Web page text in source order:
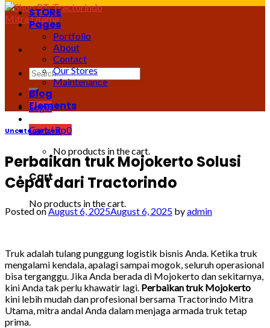
Search
for:
Login
Cart /Rp0
No products in the cart.
Cart
No products in the cart.
STORE
Pages
Portfolio
About
Contact
Our Stores
Maintenance
Blog
Elements
Uncategorized
Perbaikan truk Mojokerto Solusi
Cepat dari Tractorindo
Posted onAugust 6, 2025August 6, 2025 byadmin
Truk adalah tulang punggung logistik bisnis Anda. Ketika truk
mengalami kendala, apalagi sampai mogok, seluruh operasional
bisa terganggu. Jika Anda berada di Mojokerto dan sekitarnya,
kini Anda tak perlu khawatir lagi. Perbaikan truk Mojokerto
kini lebih mudah dan profesional bersama Tractorindo Mitra
Utama, mitra andal Anda dalam menjaga armada truk tetap
prima.